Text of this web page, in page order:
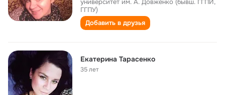
университет им. А. Довженко (бывш. ГГПИ,
ГГПУ)
Добавить в друзья
Екатерина Тарасенко
35 лет